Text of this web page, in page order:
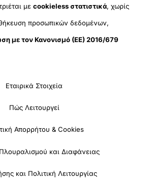
μεcookieless στατιστικά, χωρίς
προσωπικών δεδομένων,
με τον Κανονισμό (ΕΕ) 2016/679
Εταιρικά Στοιχεία
Πώς Λειτουργεί
Απορρήτου & Cookies
και Διαφάνειας
και Πολιτική Λειτουργίας